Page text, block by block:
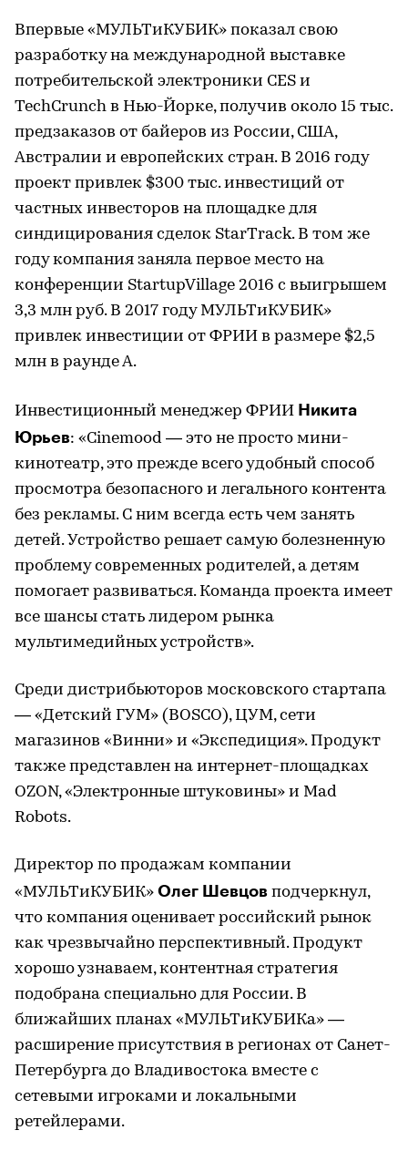
Впервые «МУЛЬТиКУБИК» показал свою
разработку на международной выставке
потребительской электроники CES и
TechCrunch в Нью-Йорке, получив около 15 тыс.
предзаказов от байеров из России, США,
Австралии и европейских стран. В 2016 году
проект привлек $300 тыс. инвестиций от
частных инвесторов на площадке для
синдицирования сделок StarTrack. В том же
году компания заняла первое место на
конференции StartupVillage 2016 с выигрышем
3,3 млн руб. В 2017 году МУЛЬТиКУБИК»
привлек инвестиции от ФРИИ в размере $2,5
млн в раунде А.
Инвестиционный менеджер ФРИИ Никита
Юрьев: «Cinemood — это не просто мини-
кинотеатр, это прежде всего удобный способ
просмотра безопасного и легального контента
без рекламы. С ним всегда есть чем занять
детей. Устройство решает самую болезненную
проблему современных родителей, а детям
помогает развиваться. Команда проекта имеет
все шансы стать лидером рынка
мультимедийных устройств».
Среди дистрибьюторов московского стартапа
— «Детский ГУМ» (BOSCO), ЦУМ, сети
магазинов «Винни» и «Экспедиция». Продукт
также представлен на интернет-площадках
OZON, «Электронные штуковины» и Mad
Robots.
Директор по продажам компании
«МУЛЬТиКУБИК» Олег Шевцов подчеркнул,
что компания оценивает российский рынок
как чрезвычайно перспективный. Продукт
хорошо узнаваем, контентная стратегия
подобрана специально для России. В
ближайших планах «МУЛЬТиКУБИКа» —
расширение присутствия в регионах от Санет-
Петербурга до Владивостока вместе с
сетевыми игроками и локальными
ретейлерами.